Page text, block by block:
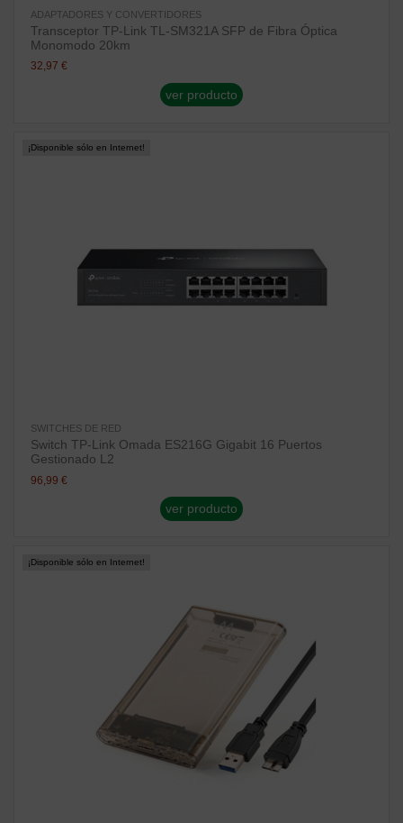
ADAPTADORES Y CONVERTIDORES
Transceptor TP-Link TL-SM321A SFP de Fibra Óptica
Monomodo 20km
32,97 €
ver producto
¡Disponible sólo en Internet!
SWITCHES DE RED
Switch TP-Link Omada ES216G Gigabit 16 Puertos
Gestionado L2
96,99 €
ver producto
¡Disponible sólo en Internet!